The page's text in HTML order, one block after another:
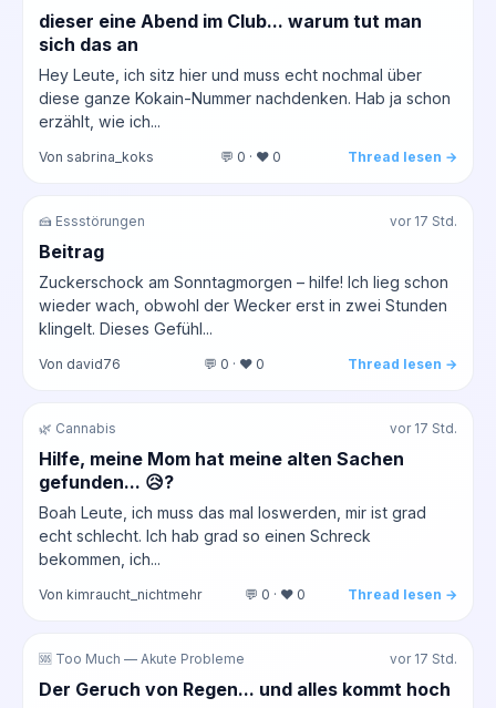
dieser eine Abend im Club... warum tut man
sich das an
Hey Leute, ich sitz hier und muss echt nochmal über
diese ganze Kokain-Nummer nachdenken. Hab ja schon
erzählt, wie ich...
Von sabrina_koks 💬 0 · ❤️ 0 Thread lesen →
🍰 Essstörungen vor 17 Std.
Beitrag
Zuckerschock am Sonntagmorgen – hilfe! Ich lieg schon
wieder wach, obwohl der Wecker erst in zwei Stunden
klingelt. Dieses Gefühl...
Von david76 💬 0 · ❤️ 0 Thread lesen →
🌿 Cannabis vor 17 Std.
Hilfe, meine Mom hat meine alten Sachen
gefunden... 😥?
Boah Leute, ich muss das mal loswerden, mir ist grad
echt schlecht. Ich hab grad so einen Schreck
bekommen, ich...
Von kimraucht_nichtmehr 💬 0 · ❤️ 0 Thread lesen →
🆘 Too Much — Akute Probleme vor 17 Std.
Der Geruch von Regen... und alles kommt hoch